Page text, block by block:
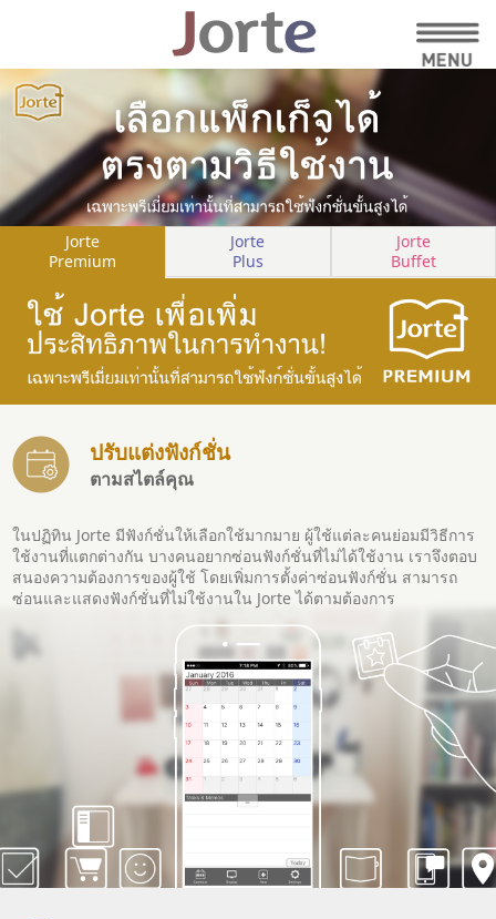
Jorte
Premium
Jorte
Plus
Jorte
Buffet
ปรับแต่งฟังก์ชั่น
ตามสไตล์คุณ
ในปฏิทิน Jorte มีฟังก์ชั่นให้เลือกใช้มากมาย ผู้ใช้แต่ละคนย่อมมีวิธีการ
ใช้งานที่แตกต่างกัน บางคนอยากซ่อนฟังก์ชั่นที่ไม่ได้ใช้งาน เราจึงตอบ
สนองความต้องการของผู้ใช้ โดยเพิ่มการตั้งค่าซ่อนฟังก์ชั่น สามารถ
ซ่อนและแสดงฟังก์ชั่นที่ไม่ใช้งานใน Jorte ได้ตามต้องการ